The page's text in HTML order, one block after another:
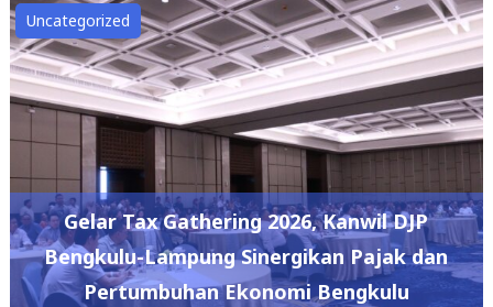
Uncategorized
Gelar Tax Gathering 2026, Kanwil DJP
Bengkulu-Lampung Sinergikan Pajak dan
Pertumbuhan Ekonomi Bengkulu